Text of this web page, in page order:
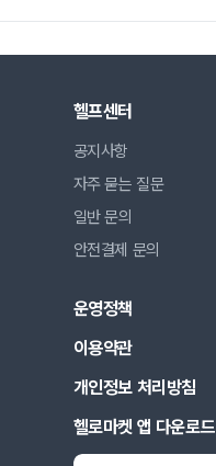
헬프센터
공지사항
자주 묻는 질문
일반 문의
안전결제 문의
운영정책
이용약관
개인정보 처리방침
헬로마켓 앱 다운로드